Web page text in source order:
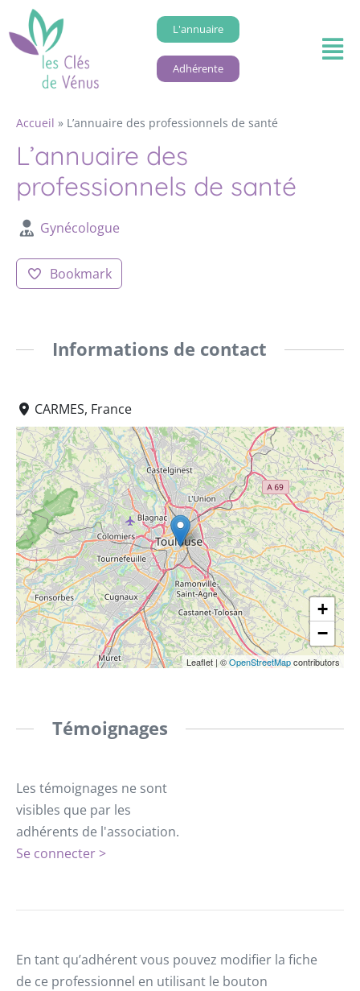
L'annuaire
Adhérente
Accueil » L’annuaire des professionnels de santé
L’annuaire des
professionnels de santé
Gynécologue
Bookmark
Informations de contact
CARMES, France
+
−
Leaflet | ©OpenStreetMapcontributors
Témoignages
Les témoignages ne sont
visibles que par les
adhérents de l'association.
Se connecter >
En tant qu’adhérent vous pouvez modifier la fiche
de ce professionnel en utilisant le bouton